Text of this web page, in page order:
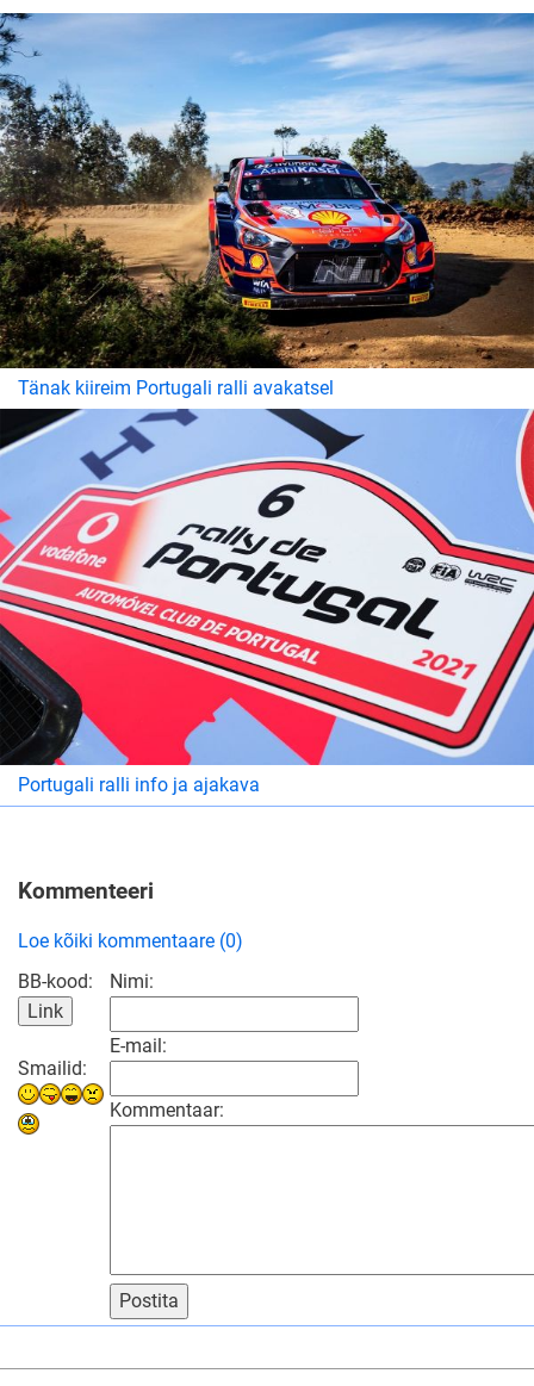
Tänak kiireim Portugali ralli avakatsel
Portugali ralli info ja ajakava
Kommenteeri
Loe kõiki kommentaare (0)
BB-kood:
Smailid:
Nimi:
E-mail:
Kommentaar:
Postita